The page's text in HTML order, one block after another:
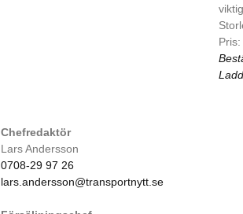
Pris:
Chefredaktör
Lars Andersson
0708-29 97 26
lars.andersson@transportnytt.se